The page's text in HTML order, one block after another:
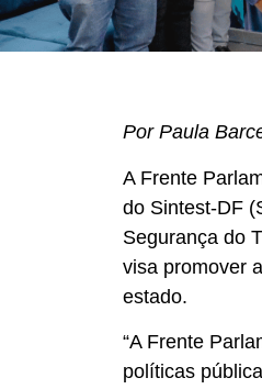
Por Paula
A Frente
do Sintest-DF
Segurança do
visa promover
estado.
“A Frente
políticas